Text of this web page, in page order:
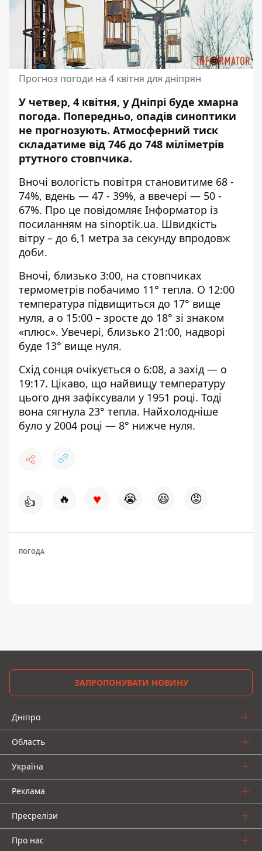
Прогноз погоди на 4 квітня для дніпрян
У четвер, 4 квітня, у Дніпрі буде хмарна
погода. Попередньо, опадів синоптики
не прогнозують. Атмосферний тиск
складатиме від 746 до 748 міліметрів
ртутного стовпчика.
Вночі вологість повітря становитиме 68 -
74%, вдень — 47 - 39%, а ввечері — 50 -
67%. Про це повідомляє Інформатор із
посиланням на sinoptik.ua. Швидкість
вітру – до 6,1 метра за секунду впродовж
доби.
Вночі, близько 3:00, на стовпчиках
термометрів побачимо 11° тепла. О 12:00
температура підвищиться до 17° вище
нуля, а о 15:00 – зросте до 18° зі знаком
«плюс». Увечері, близько 21:00, надворі
буде 13° вище нуля.
Схід сонця очікується о 6:08, а захід — о
19:17. Цікаво, що найвищу температуру
цього дня зафіксували у 1951 році. Тоді
вона сягнула 23° тепла. Найхолодніше
було у 2004 році — 8° нижче нуля.
👍 🔥 ♥ 😭 😆 😡
ПОГОДА
ЗАПРОПОНУВАТИ НОВИНУ
Дніпро
Область
Україна
Реклама
Пресрелізи
Про нас